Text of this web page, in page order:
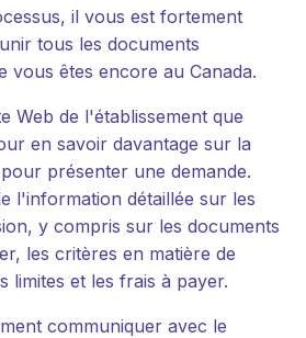
il vous est fortement
tous les documents
vous êtes encore au Canada.
Web de l'établissement que
en savoir davantage sur la
présenter une demande.
l'information détaillée sur les
y compris sur les documents
les critères en matière de
limites et les frais à payer.
communiquer avec le